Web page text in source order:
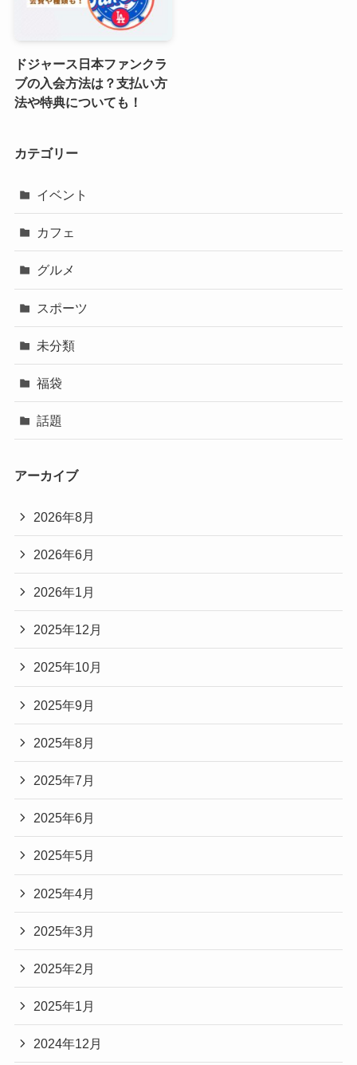
ドジャース日本ファンクラ
ブの入会方法は？支払い方
法や特典についても！
カテゴリー
イベント
カフェ
グルメ
スポーツ
未分類
福袋
話題
アーカイブ
2026年8月
2026年6月
2026年1月
2025年12月
2025年10月
2025年9月
2025年8月
2025年7月
2025年6月
2025年5月
2025年4月
2025年3月
2025年2月
2025年1月
2024年12月